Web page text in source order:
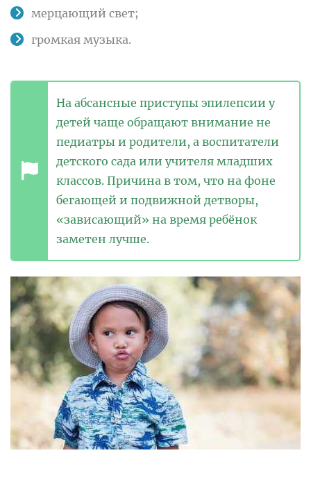
мерцающий свет;
громкая музыка.
На абсансные приступы эпилепсии у
детей чаще обращают внимание не
педиатры и родители, а воспитатели
детского сада или учителя младших
классов. Причина в том, что на фоне
бегающей и подвижной детворы,
«зависающий» на время ребёнок
заметен лучше.